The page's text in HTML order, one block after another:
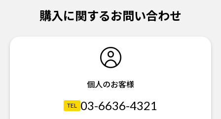
購入に関するお問い合わせ
個人のお客様
TEL 03-6636-4321